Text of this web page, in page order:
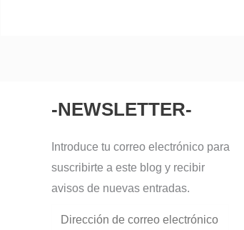
-NEWSLETTER-
Introduce tu correo electrónico para
suscribirte a este blog y recibir
avisos de nuevas entradas.
Dirección
correo
electrónico